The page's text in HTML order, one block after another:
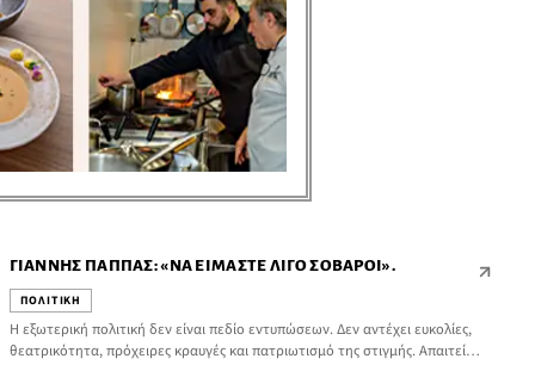
ΓΙΆΝΝΗΣ ΠΑΠΠΆΣ: «ΝΑ ΕΊΜΑΣΤΕ ΛΊΓΟ ΣΟΒΑΡΟΊ».
ΠΟΛΙΤΙΚΗ
Η εξωτερική πολιτική δεν είναι πεδίο εντυπώσεων. Δεν αντέχει ευκολίες,
θεατρικότητα, πρόχειρες κραυγές και πατριωτισμό της στιγμής. Απαιτεί